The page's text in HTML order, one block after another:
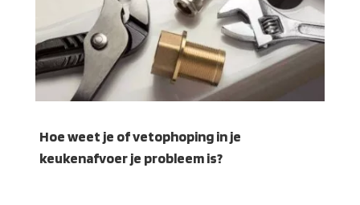
Hoe weet je of vetophoping in je
keukenafvoer je probleem is?